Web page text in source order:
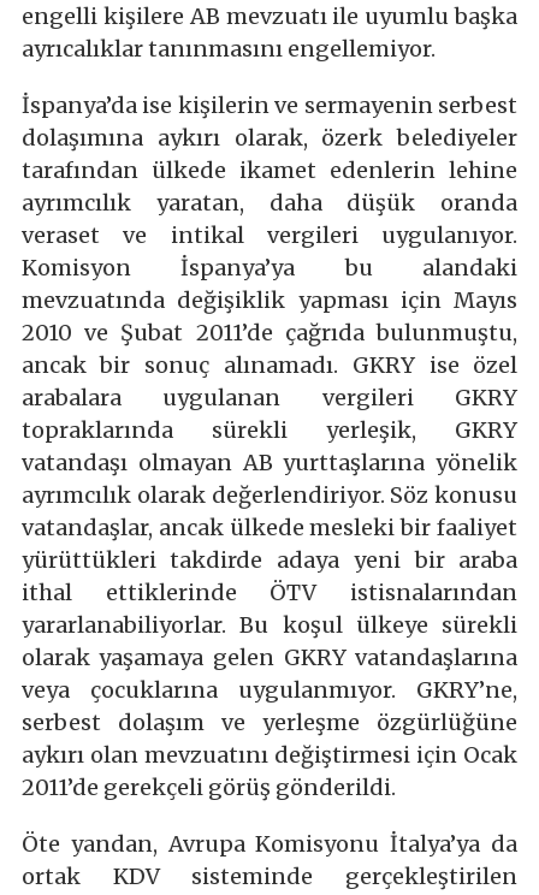
engelli kişilere AB mevzuatı ile uyumlu başka
ayrıcalıklar tanınmasını engellemiyor.
İspanya’da ise kişilerin ve sermayenin serbest
dolaşımına aykırı olarak, özerk belediyeler
tarafından ülkede ikamet edenlerin lehine
ayrımcılık yaratan, daha düşük oranda
veraset ve intikal vergileri uygulanıyor.
Komisyon İspanya’ya bu alandaki
mevzuatında değişiklik yapması için Mayıs
2010 ve Şubat 2011’de çağrıda bulunmuştu,
ancak bir sonuç alınamadı. GKRY ise özel
arabalara uygulanan vergileri GKRY
topraklarında sürekli yerleşik, GKRY
vatandaşı olmayan AB yurttaşlarına yönelik
ayrımcılık olarak değerlendiriyor. Söz konusu
vatandaşlar, ancak ülkede mesleki bir faaliyet
yürüttükleri takdirde adaya yeni bir araba
ithal ettiklerinde ÖTV istisnalarından
yararlanabiliyorlar. Bu koşul ülkeye sürekli
olarak yaşamaya gelen GKRY vatandaşlarına
veya çocuklarına uygulanmıyor. GKRY’ne,
serbest dolaşım ve yerleşme özgürlüğüne
aykırı olan mevzuatını değiştirmesi için Ocak
2011’de gerekçeli görüş gönderildi.
Öte yandan, Avrupa Komisyonu İtalya’ya da
ortak KDV sisteminde gerçekleştirilen